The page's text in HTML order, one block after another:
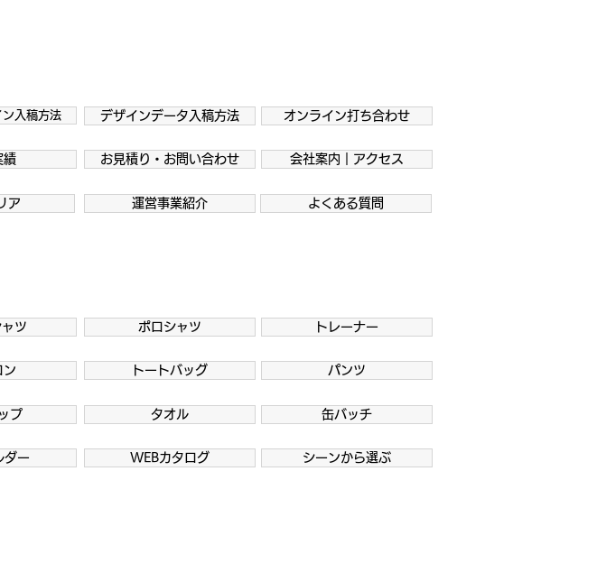
入稿方法 デザインデータ入稿方法 オンライン打ち合わせ
績 お見積り・お問い合わせ 会社案内｜アクセス
ア 運営事業紹介 よくある質問
ツ ポロシャツ トレーナー
ン トートバッグ パンツ
プ タオル 缶バッチ
ー WEBカタログ シーンから選ぶ